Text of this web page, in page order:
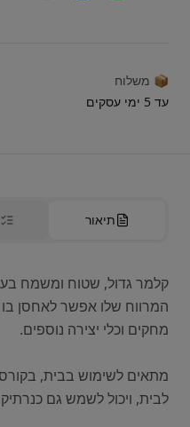
📦 משלוח
עד 5 ימי עסקים
תיאור
קלמר גדול, שטוח ומשמח
המרווח שלו אפשר לאחסן בו
מתאים לשימוש בבית,